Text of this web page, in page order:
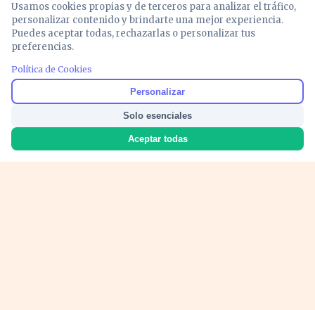
Noticias y análisis de economía, mercados,
inversión y política. Información actualizada
para entender lo que mueve tu dinero y tu
país.
Usamos cookies propias y de terceros para analizar el tráfico,
personalizar contenido y brindarte una mejor experiencia.
Puedes aceptar todas, rechazarlas o personalizar tus
preferencias.
Política de Cookies
Personalizar
Solo esenciales
Aceptar todas